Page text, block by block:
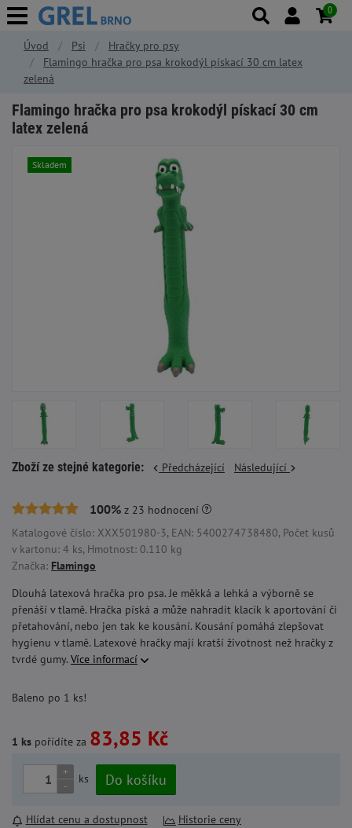
Úvod Psi
Hračky pro psy
Flamingo hračka pro psa krokodýl pískací 30 cm latex
zelená
Flamingo hračka pro psa krokodýl pískací 30 cm
latex zelená
Skladem
Zboží ze stejné kategorie: Předcházející Následující
100% z 23 hodnocení
Katalogové číslo: XXX501980-3, EAN: 5400274738480, Počet kusů
v kartonu: 4 ks, Hmotnost: 0.110 kg
Značka: Flamingo
Dlouhá latexová hračka pro psa. Je měkká a lehká a výborně se
přenáší v tlamě. Hračka píská a může nahradit klacík k aportování či
přetahování, nebo jen tak ke kousání. Kousání pomáhá zlepšovat
hygienu v tlamě. Latexové hračky mají kratší životnost než hračky z
tvrdé gumy. Více informací
Baleno po 1 ks!
1 ks pořídíte za 83,85 Kč
+
-
ks Do košíku
Hlídat cenu a dostupnost Historie ceny
0